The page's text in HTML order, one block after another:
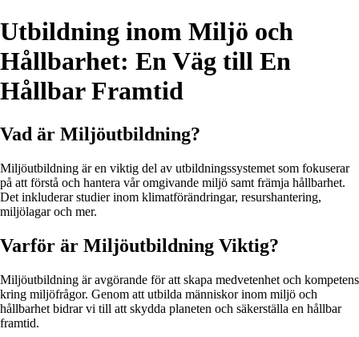
Utbildning inom Miljö och
Hållbarhet: En Väg till En
Hållbar Framtid
Vad är Miljöutbildning?
Miljöutbildning är en viktig del av utbildningssystemet som fokuserar
på att förstå och hantera vår omgivande miljö samt främja hållbarhet.
Det inkluderar studier inom klimatförändringar, resurshantering,
miljölagar och mer.
Varför är Miljöutbildning Viktig?
Miljöutbildning är avgörande för att skapa medvetenhet och kompetens
kring miljöfrågor. Genom att utbilda människor inom miljö och
hållbarhet bidrar vi till att skydda planeten och säkerställa en hållbar
framtid.